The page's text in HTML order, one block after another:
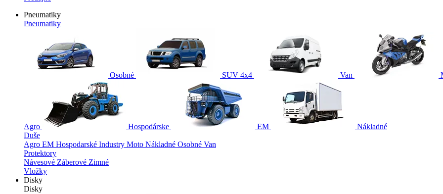
Pneumatiky
Pneumatiky
Osobné SUV 4x4 Van
Agro Hospodárske EM
Nákladné
Duše
Agro EM Hospodarské Industry Moto Nákladné Osobné Van
Protektory
Návesové Záberové Zimné
Vložky
Disky
Disky